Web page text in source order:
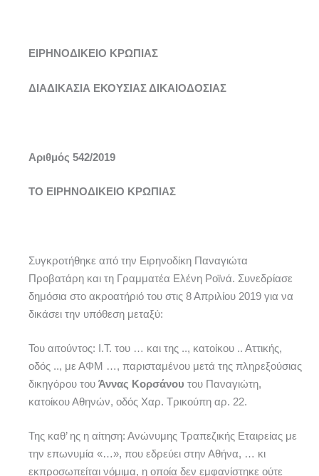
ΕΙΡΗΝΟΔΙΚΕΙΟ ΚΡΩΠΙΑΣ
ΔΙΑΔΙΚΑΣΙΑ ΕΚΟΥΣΙΑΣ ΔΙΚΑΙΟΔΟΣΙΑΣ
Αριθμός 542/2019
ΤΟ ΕΙΡΗΝΟΔΙΚΕΙΟ ΚΡΩΠΙΑΣ
Συγκροτήθηκε από την Ειρηνοδίκη Παναγιώτα
Προβατάρη και τη Γραμματέα Ελένη Ροϊνά. Συνεδρίασε
δημόσια στο ακροατήριό του στις 8 Απριλίου 2019 για να
δικάσει την υπόθεση μεταξύ:
Του αιτούντος: Ι.Τ. του … και της .., κατοίκου .. Αττικής,
οδός .., με ΑΦΜ …, παρισταμένου μετά της πληρεξούσιας
δικηγόρου του Άννας Κορσάνου του Παναγιώτη,
κατοίκου Αθηνών, οδός Χαρ. Τρικούπη αρ. 22.
Της καθ’ ης η αίτηση: Ανώνυμης Τραπεζικής Εταιρείας με
την επωνυμία «…», που εδρεύει στην Αθήνα, … κι
εκπροσωπείται νόμιμα, η οποία δεν εμφανίστηκε ούτε